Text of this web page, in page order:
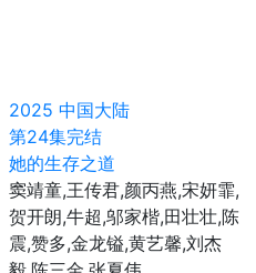
2025 中国大陆
第24集完结
她的生存之道
窦靖童,王传君,颜丙燕,宋妍霏,
贺开朗,牛超,邬家楷,田壮壮,陈
震,赞多,金龙镒,黄艺馨,刘杰